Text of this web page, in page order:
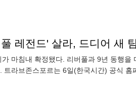
마침내 확정됐다. 리버풀과 9년 동행을
라브존스포르는 6일(한국시간) 공식 홈